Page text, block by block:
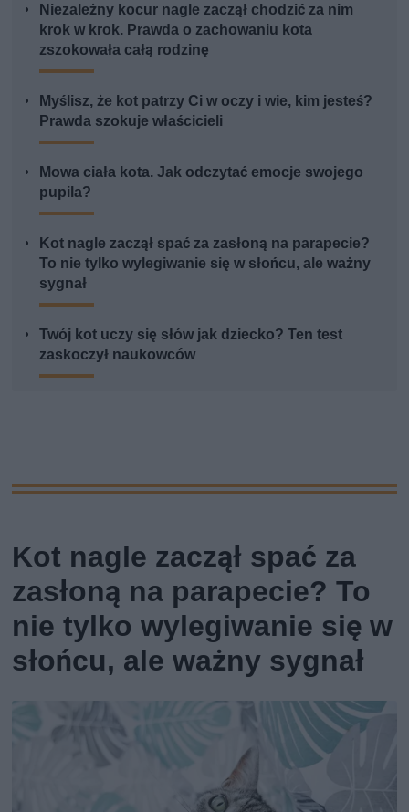
Niezależny kocur nagle zaczął chodzić za nim
krok w krok. Prawda o zachowaniu kota
zszokowała całą rodzinę
Myślisz, że kot patrzy Ci w oczy i wie, kim jesteś?
Prawda szokuje właścicieli
Mowa ciała kota. Jak odczytać emocje swojego
pupila?
Kot nagle zaczął spać za zasłoną na parapecie?
To nie tylko wylegiwanie się w słońcu, ale ważny
sygnał
Twój kot uczy się słów jak dziecko? Ten test
zaskoczył naukowców
Kot nagle zaczął spać za
zasłoną na parapecie? To
nie tylko wylegiwanie się w
słońcu, ale ważny sygnał